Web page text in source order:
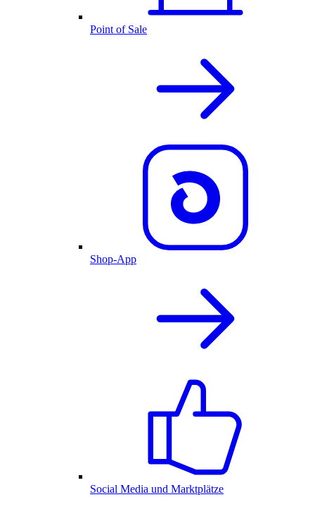
Point of Sale
Shop-App
Social Media und Marktplätze